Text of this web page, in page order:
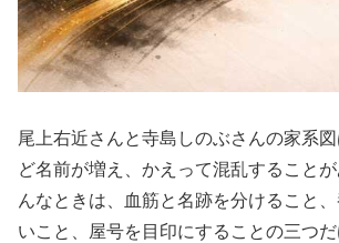
尾上右近さんと寺島しのぶさんの家系
ど名前が増え、かえって混乱すること
んなときは、血筋と名跡を分けること
いこと、屋号を目印にすることの三つ